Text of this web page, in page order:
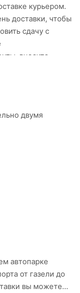
курьером.
доставки, чтобы
сдачу с
вносите
и чек.
или
ASSIST. Здесь
PayPal,
на страницу
двумя
автопарке
от газели до
вы можете